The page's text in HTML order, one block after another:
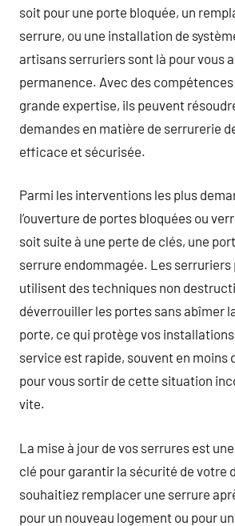
soit pour une porte bloquée, un
serrure, ou une installation de
artisans serruriers sont là pour vous
permanence. Avec des
grande expertise, ils peuvent
demandes en matière de serrurerie
efficace et sécurisée.
Parmi les interventions les plus
l’ouverture de portes bloquées ou
soit suite à une perte de clés, une
serrure endommagée. Les
utilisent des techniques non
déverrouiller les portes sans abîmer
porte, ce qui protège vos
service est rapide, souvent en moins
pour vous sortir de cette situation
vite.
La mise à jour de vos serrures est
clé pour garantir la sécurité de votre
souhaitiez remplacer une serrure
pour un nouveau logement ou pour